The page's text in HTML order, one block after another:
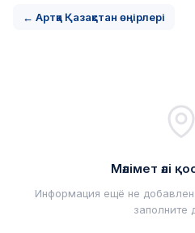
← Артқа Қазақстан өңірлері
Мәлімет әлі
Информация ещё не
заполните